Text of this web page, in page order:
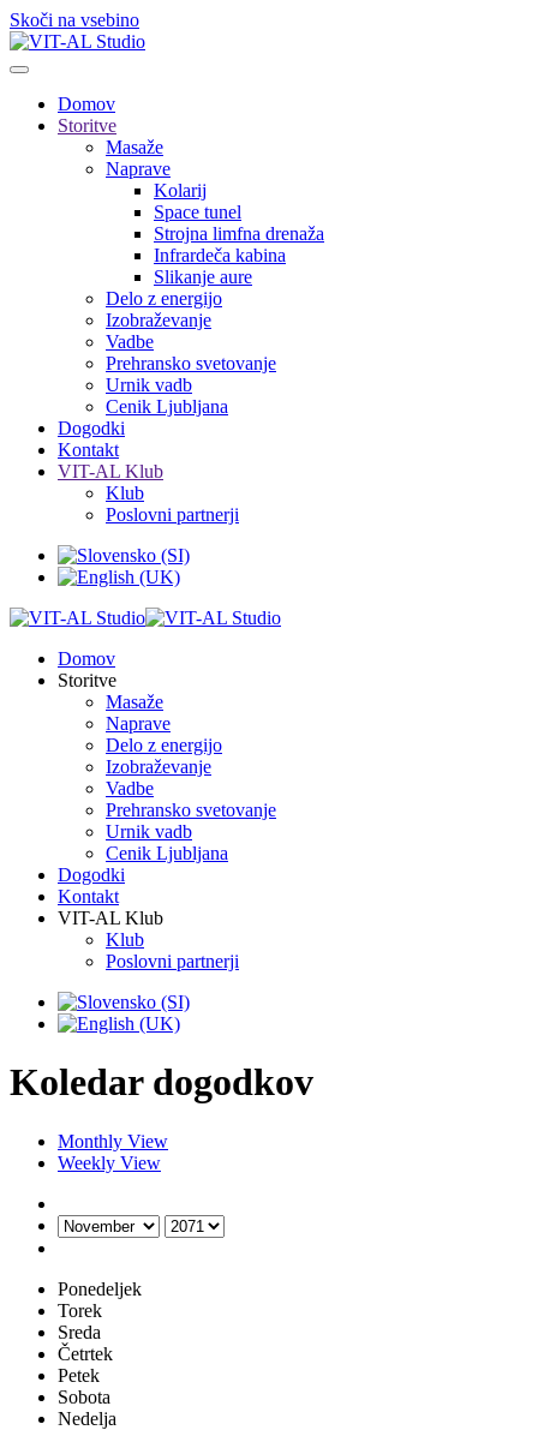
Skoči na vsebino
Domov
Storitve
Masaže
Naprave
Kolarij
Space tunel
Strojna limfna drenaža
Infrardeča kabina
Slikanje aure
Delo z energijo
Izobraževanje
Vadbe
Prehransko svetovanje
Urnik vadb
Cenik Ljubljana
Dogodki
Kontakt
VIT-AL Klub
Klub
Poslovni partnerji
Domov
Storitve
Masaže
Naprave
Delo z energijo
Izobraževanje
Vadbe
Prehransko svetovanje
Urnik vadb
Cenik Ljubljana
Dogodki
Kontakt
VIT-AL Klub
Klub
Poslovni partnerji
Koledar dogodkov
Monthly View
Weekly View
Ponedeljek
Torek
Sreda
Četrtek
Petek
Sobota
Nedelja